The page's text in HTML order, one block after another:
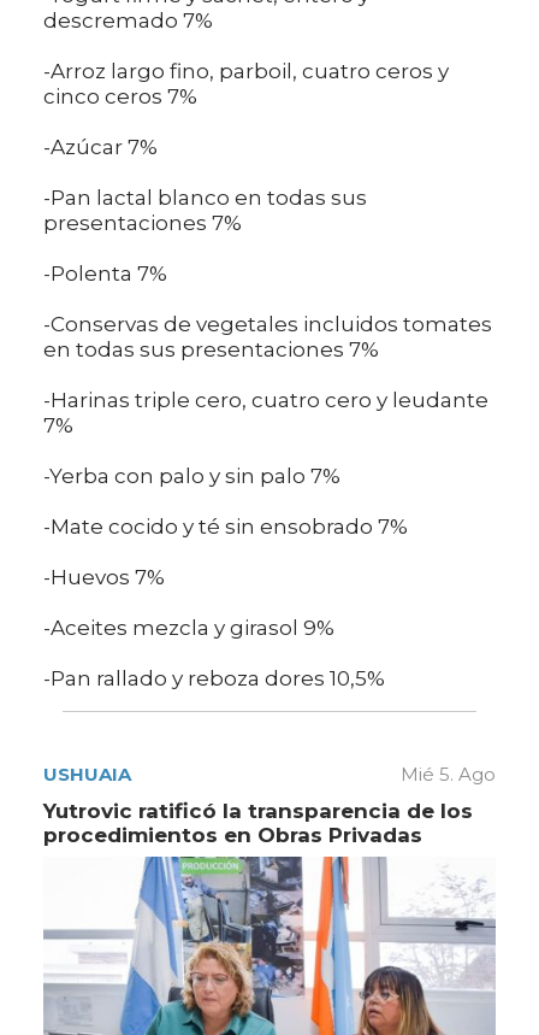
descremado 7%
-Arroz largo fino, parboil, cuatro ceros y
cinco ceros 7%
-Azúcar 7%
-Pan lactal blanco en todas sus
presentaciones 7%
-Polenta 7%
-Conservas de vegetales incluidos tomates
en todas sus presentaciones 7%
-Harinas triple cero, cuatro cero y leudante
7%
-Yerba con palo y sin palo 7%
-Mate cocido y té sin ensobrado 7%
-Huevos 7%
-Aceites mezcla y girasol 9%
-Pan rallado y reboza dores 10,5%
USHUAIA Mié 5. Ago
Yutrovic ratificó la transparencia de los
procedimientos en Obras Privadas